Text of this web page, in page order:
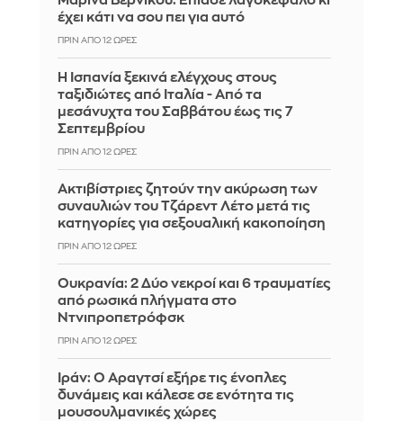
έχει κάτι να σου πει για αυτό
ΠΡΙΝ ΑΠΌ 12 ΏΡΕΣ
Η Ισπανία ξεκινά ελέγχους στους
ταξιδιώτες από Ιταλία - Από τα
μεσάνυχτα του Σαββάτου έως τις 7
Σεπτεμβρίου
ΠΡΙΝ ΑΠΌ 12 ΏΡΕΣ
Ακτιβίστριες ζητούν την ακύρωση των
συναυλιών του Τζάρεντ Λέτο μετά τις
κατηγορίες για σεξουαλική κακοποίηση
ΠΡΙΝ ΑΠΌ 12 ΏΡΕΣ
Ουκρανία: 2 Δύο νεκροί και 6 τραυματίες
από ρωσικά πλήγματα στο
Ντνιπροπετρόφσκ
ΠΡΙΝ ΑΠΌ 12 ΏΡΕΣ
Ιράν: Ο Αραγτσί εξήρε τις ένοπλες
δυνάμεις και κάλεσε σε ενότητα τις
μουσουλμανικές χώρες